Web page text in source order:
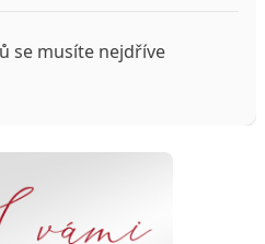
se musíte nejdříve